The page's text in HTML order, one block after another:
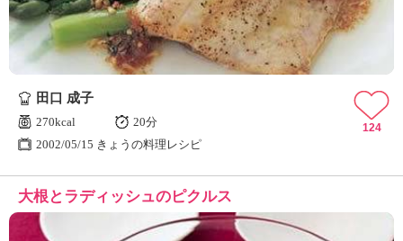
田口 成子
270kcal
20分
2002/05/15 きょうの料理レシピ
124
大根とラディッシュのピクルス